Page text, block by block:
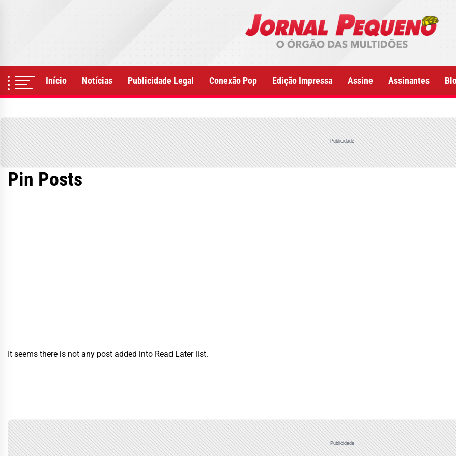
Início Notícias Publicidade Legal Conexão Pop Edição Impressa Assine Assinantes
Publicidade
Pin Posts
It seems there is not any post added into Read Later list.
Publicidade